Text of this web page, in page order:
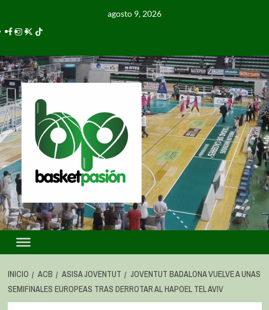
agosto 9, 2026
INICIO ACB ASISA JOVENTUT
JOVENTUT BADALONA VUELVE A UNAS
SEMIFINALES EUROPEAS TRAS DERROTAR AL HAPOEL TEL AVIV